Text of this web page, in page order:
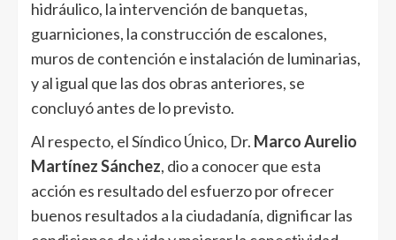
hidráulico, la intervención de banquetas,
guarniciones, la construcción de escalones,
muros de contención e instalación de luminarias,
y al igual que las dos obras anteriores, se
concluyó antes de lo previsto.
Al respecto, el Síndico Único, Dr. Marco Aurelio
Martínez Sánchez, dio a conocer que esta
acción es resultado del esfuerzo por ofrecer
buenos resultados a la ciudadanía, dignificar las